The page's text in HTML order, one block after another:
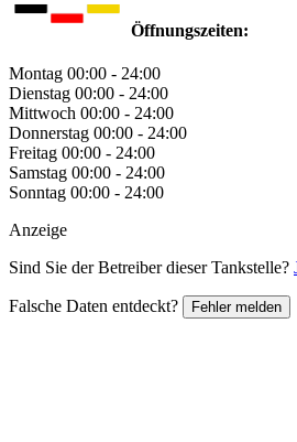
Öffnungszeiten:
Montag 00:00 - 24:00
Dienstag 00:00 - 24:00
Mittwoch 00:00 - 24:00
Donnerstag 00:00 - 24:00
Freitag 00:00 - 24:00
Samstag 00:00 - 24:00
Sonntag 00:00 - 24:00
Anzeige
Sind Sie der Betreiber dieser Tankstelle?
Falsche Daten entdeckt? Fehler melden